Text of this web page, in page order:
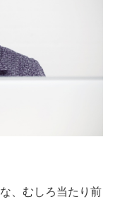
、むしろ当たり前